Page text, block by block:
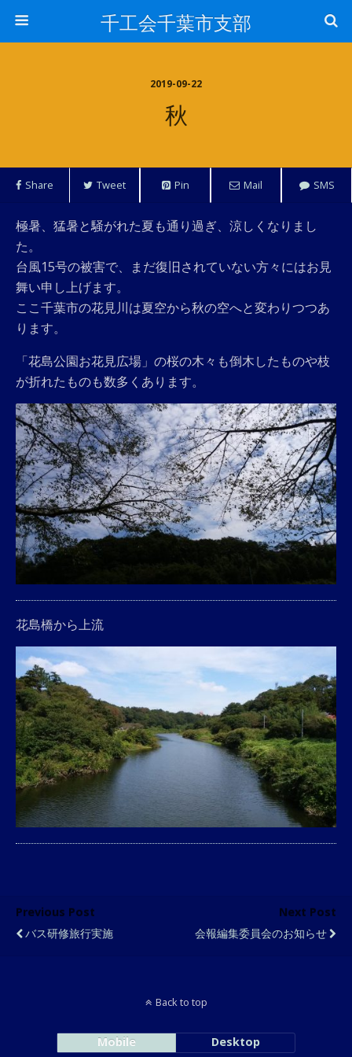
千工会千葉市支部
2019-09-22
秋
Share Tweet Pin Mail SMS
極暑、猛暑と騒がれた夏も通り過ぎ、涼しくなりまし
た。
台風15号の被害で、まだ復旧されていない方々にはお見
舞い申し上げます。
ここ千葉市の花見川は夏空から秋の空へと変わりつつあ
ります。
「花島公園お花見広場」の桜の木々も倒木したものや枝
が折れたものも数多くあります。
花島橋から上流
Previous Post
バス研修旅行実施
Next Post
会報編集委員会のお知らせ
Back to top
Mobile Desktop